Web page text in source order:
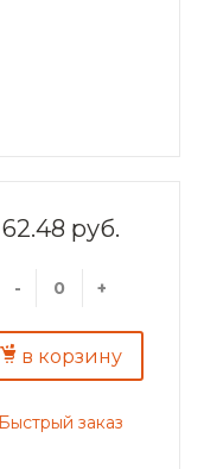
62.48 руб.
- +
в корзину
Быстрый заказ